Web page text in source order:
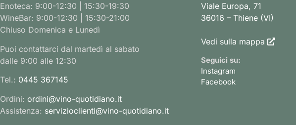
Enoteca: 9:00-12:30 | 15:30-19:30
WineBar: 9:00-12:30 | 15:30-21:00
Chiuso Domenica e Lunedì
Puoi contattarci dal martedì al sabato
dalle 9:00 alle 12:30
Tel.: 0445 367145
Ordini: ordini@vino-quotidiano.it
Assistenza: servizioclienti@vino-quotidiano.it
Viale Europa, 71
36016 – Thiene (VI)
Vedi sulla mappa
Seguici su:
Instagram
Facebook